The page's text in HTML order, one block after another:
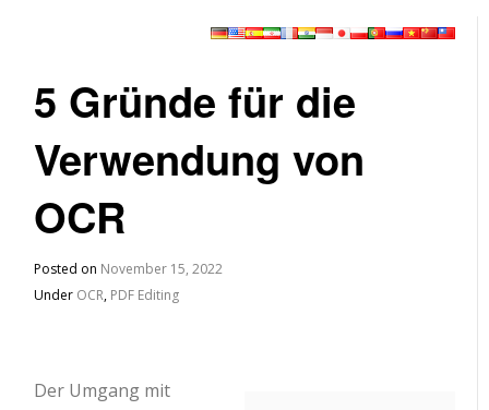
5 Gründe für die
Verwendung von
OCR
Posted on November 15, 2022
Under OCR, PDF Editing
Der Umgang mit